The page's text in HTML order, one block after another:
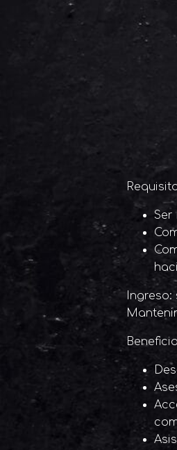
Ser
Ingreso: